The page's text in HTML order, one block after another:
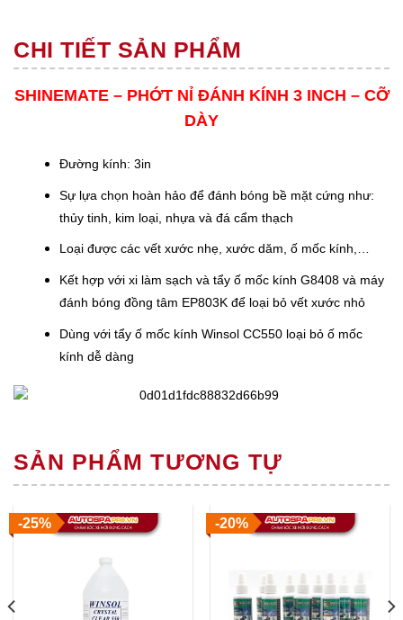
CHI TIẾT SẢN PHẨM
SHINEMATE – PHỚT NỈ ĐÁNH KÍNH 3 INCH – CỠ
DÀY
Đường kính: 3in
Sự lựa chọn hoàn hảo để đánh bóng bề mặt cứng như:
thủy tinh, kim loại, nhựa và đá cẩm thạch
Loại được các vết xước nhẹ, xước dăm, ố mốc kính,…
Kết hợp với xi làm sạch và tẩy ố mốc kính G8408 và máy
đánh bóng đồng tâm EP803K để loại bỏ vết xước nhỏ
Dùng với tẩy ố mốc kính Winsol CC550 loại bỏ ố mốc
kính dễ dàng
SẢN PHẨM TƯƠNG TỰ
-25% -20%